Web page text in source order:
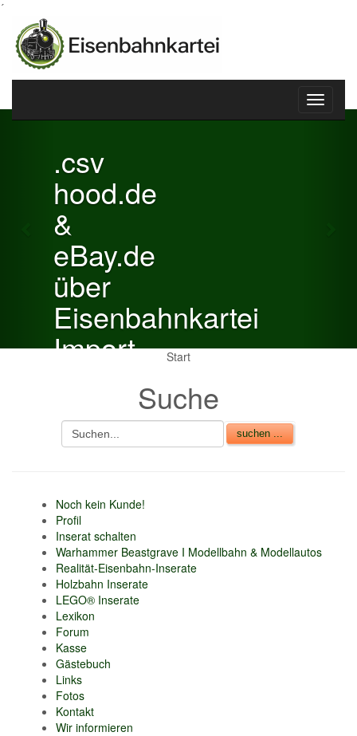
´
Toggle
.csv
hood.de
&
eBay.de
über
Eisenbahnkartei
Import
Verkaufsbetrag an
Gebühren je Inserat
Artikel
Previous
Start
Suche
Noch kein Kunde!
Profil
Inserat schalten
Warhammer Beastgrave I Modellbahn & Modellautos
Realität-Eisenbahn-Inserate
Holzbahn Inserate
LEGO® Inserate
Lexikon
Forum
Kasse
Gästebuch
Links
Fotos
Kontakt
Wir informieren